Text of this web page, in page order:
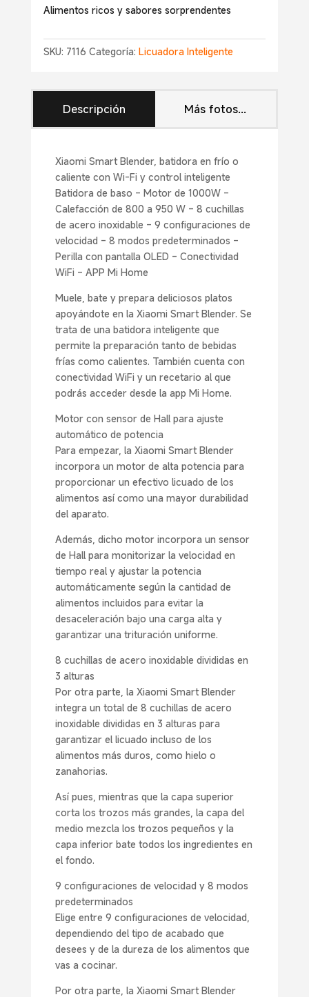
Alimentos ricos y sabores sorprendentes
SKU: 7116 Categoría: Licuadora Inteligente
Descripción Más fotos...
Xiaomi Smart Blender, batidora en frío o
caliente con Wi-Fi y control inteligente
Batidora de baso – Motor de 1000W –
Calefacción de 800 a 950 W – 8 cuchillas
de acero inoxidable – 9 configuraciones de
velocidad – 8 modos predeterminados –
Perilla con pantalla OLED – Conectividad
WiFi – APP Mi Home
Muele, bate y prepara deliciosos platos
apoyándote en la Xiaomi Smart Blender. Se
trata de una batidora inteligente que
permite la preparación tanto de bebidas
frías como calientes. También cuenta con
conectividad WiFi y un recetario al que
podrás acceder desde la app Mi Home.
Motor con sensor de Hall para ajuste
automático de potencia
Para empezar, la Xiaomi Smart Blender
incorpora un motor de alta potencia para
proporcionar un efectivo licuado de los
alimentos así como una mayor durabilidad
del aparato.
Además, dicho motor incorpora un sensor
de Hall para monitorizar la velocidad en
tiempo real y ajustar la potencia
automáticamente según la cantidad de
alimentos incluidos para evitar la
desaceleración bajo una carga alta y
garantizar una trituración uniforme.
8 cuchillas de acero inoxidable divididas en
3 alturas
Por otra parte, la Xiaomi Smart Blender
integra un total de 8 cuchillas de acero
inoxidable divididas en 3 alturas para
garantizar el licuado incluso de los
alimentos más duros, como hielo o
zanahorias.
Así pues, mientras que la capa superior
corta los trozos más grandes, la capa del
medio mezcla los trozos pequeños y la
capa inferior bate todos los ingredientes en
el fondo.
9 configuraciones de velocidad y 8 modos
predeterminados
Elige entre 9 configuraciones de velocidad,
dependiendo del tipo de acabado que
desees y de la dureza de los alimentos que
vas a cocinar.
Por otra parte, la Xiaomi Smart Blender